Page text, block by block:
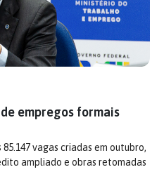
empregos formais
vagas criadas em outubro,
ampliado e obras retomadas